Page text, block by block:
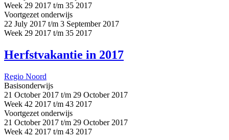
Week 29 2017 t/m 35 2017
Voortgezet onderwijs
22 July 2017 t/m 3 September 2017
Week 29 2017 t/m 35 2017
Herfstvakantie in 2017
Regio Noord
Basisonderwijs
21 October 2017 t/m 29 October 2017
Week 42 2017 t/m 43 2017
Voortgezet onderwijs
21 October 2017 t/m 29 October 2017
Week 42 2017 t/m 43 2017